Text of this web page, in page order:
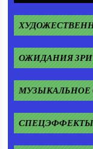
ОЖИДАНИЯ
МУЗЫКАЛЬНОЕ
СПЕЦЭФФЕКТЫ